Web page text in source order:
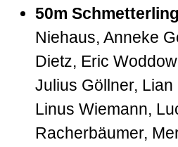
50m
Niehaus, Anneke
Dietz, Eric
Julius Göllner,
Linus Wiemann,
Racherbäumer,